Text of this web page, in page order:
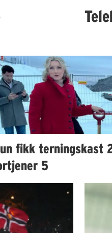
fikk terningskast
5